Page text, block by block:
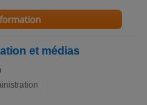
et médias